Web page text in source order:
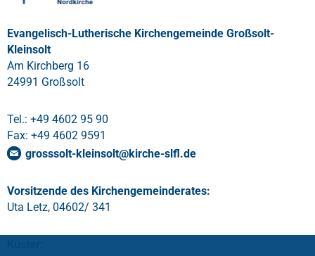
Evangelisch-Lutherische Kirchengemeinde Großsolt-
Kleinsolt
Am Kirchberg 16
24991 Großsolt
Tel.: +49 4602 95 90
Fax: +49 4602 9591
grosssolt-kleinsolt@kirche-slfl.de
Vorsitzende des Kirchengemeinderates:
Uta Letz, 04602/ 341